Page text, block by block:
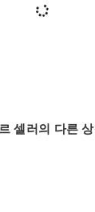
셀러의 다른